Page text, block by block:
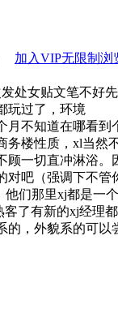
加入VIP无限制浏
文笔不好先请谅
玩过了，环境
月不知道在哪看
务楼性质，xl当然
顾一切直冲淋浴
对吧（强调下不
他们那里xj都是
了有新的xj经理
的，外貌系的可